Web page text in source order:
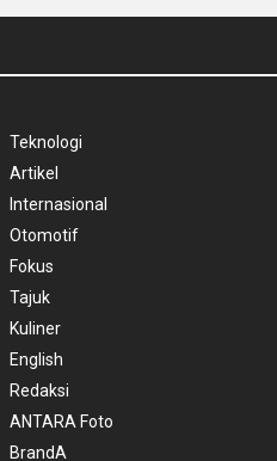
Teknologi
Artikel
Internasional
Otomotif
Fokus
Tajuk
Kuliner
English
Redaksi
ANTARA Foto
BrandA